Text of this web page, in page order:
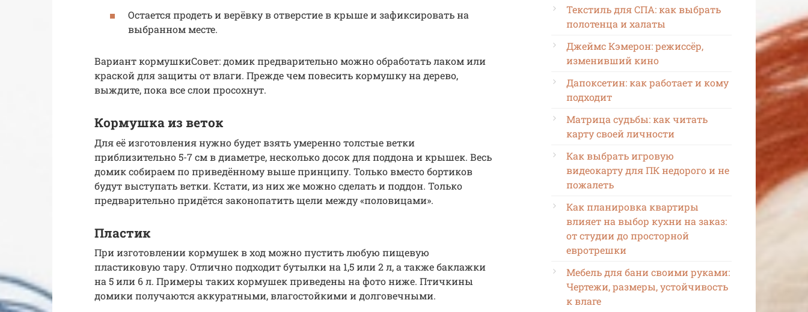
Остается продеть и верёвку в отверстие в крыше и зафиксировать на
выбранном месте.
Вариант кормушкиСовет: домик предварительно можно обработать лаком или
краской для защиты от влаги. Прежде чем повесить кормушку на дерево,
выждите, пока все слои просохнут.
Кормушка из веток
Для её изготовления нужно будет взять умеренно толстые ветки
приблизительно 5-7 см в диаметре, несколько досок для поддона и крышек. Весь
домик собираем по приведённому выше принципу. Только вместо бортиков
будут выступать ветки. Кстати, из них же можно сделать и поддон. Только
предварительно придётся законопатить щели между «половицами».
Пластик
При изготовлении кормушек в ход можно пустить любую пищевую
пластиковую тару. Отлично подходит бутылки на 1,5 или 2 л, а также баклажки
на 5 или 6 л. Примеры таких кормушек приведены на фото ниже. Птичкины
домики получаются аккуратными, влагостойкими и долговечными.
Текстиль для СПА: как выбрать
полотенца и халаты
Джеймс Кэмерон: режиссёр,
изменивший кино
Дапоксетин: как работает и кому
подходит
Матрица судьбы: как читать
карту своей личности
Как выбрать игровую
видеокарту для ПК недорого и не
пожалеть
Как планировка квартиры
влияет на выбор кухни на заказ:
от студии до просторной
евротрешки
Мебель для бани своими руками:
Чертежи, размеры, устойчивость
к влаге